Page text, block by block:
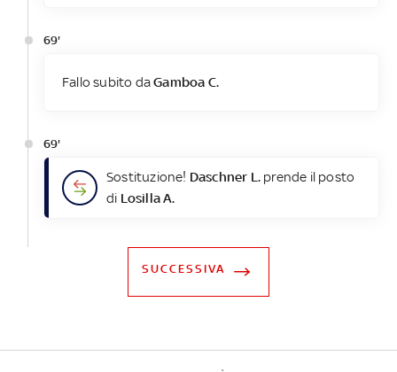
69'
Fallo subito daGamboa C.
69'
Sostituzione! Daschner L. prende il posto
di Losilla A.
SUCCESSIVA